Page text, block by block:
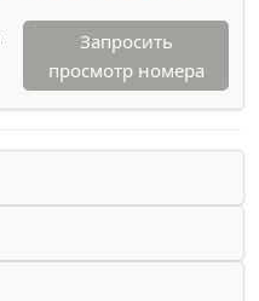
Запросить
просмотр номера